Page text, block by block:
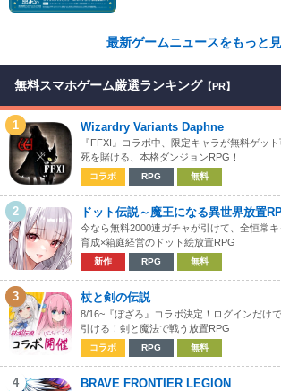
最新ゲームニュースをもっと
無料スマホゲーム厳選ランキング 【PR】
1 Wizardry Variants Daphne
『FFXI』コラボ中、限定キャラが無料ゲッ
死を賭ける、本格ダンジョンRPG！
コラボ RPG 無料
2 ドット伝説～魔王になる異世界放置
今なら無料2000連ガチャが引けて、全恒常
育成×箱庭経営のドット絵放置RPG
新作 RPG 無料
3 杖と剣の伝説
8/16~『ぼざろ』コラボ決定！ログインだけ
引ける！剣と魔法で戦う放置RPG
コラボ RPG 無料
4 BRAVE FRONTIER LEGION